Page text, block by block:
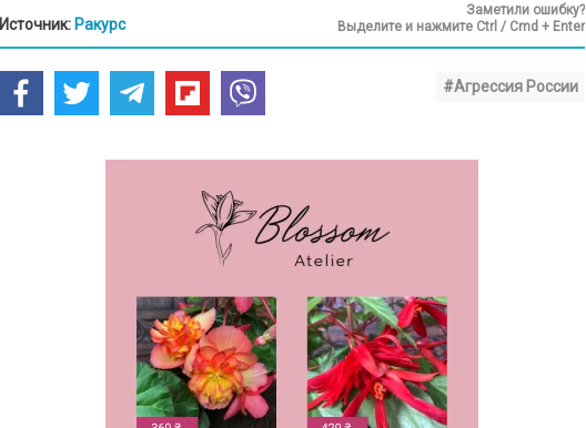
Источник: Ракурс
Заметили ошибку?
Выделите и нажмите Ctrl / Cmd + Enter
#Агрессия России